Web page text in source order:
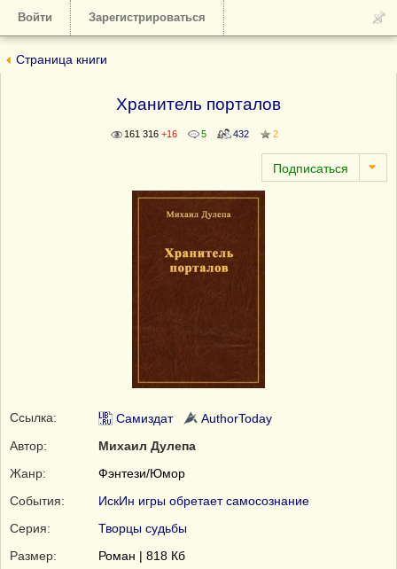
Войти Зарегистрироваться
Страница книги
Хранитель порталов
161 316 +16 5 432 2
Ссылка: Самиздат
AuthorToday
Автор:
Михаил Дулепа
Жанр:
Фэнтези/Юмор
События:
ИскИн игры обретает самосознание
Серия:
Творцы судьбы
Размер:
Роман | 818 Кб